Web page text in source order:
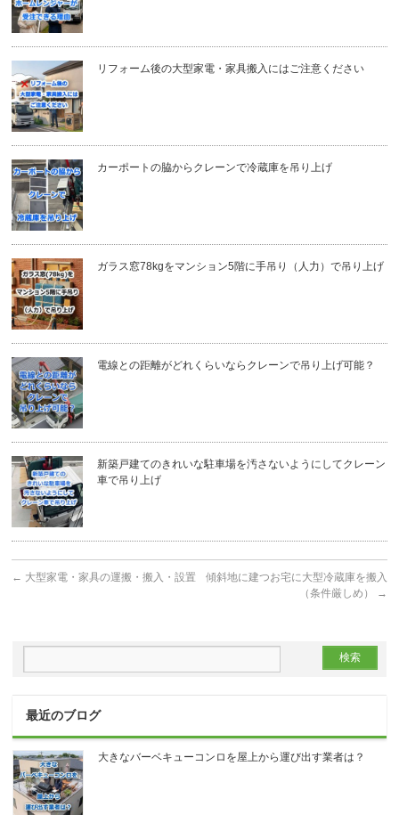
リフォーム後の大型家電・家具搬入にはご注意ください
カーポートの脇からクレーンで冷蔵庫を吊り上げ
ガラス窓78kgをマンション5階に手吊り（人力）で吊り上げ
電線との距離がどれくらいならクレーンで吊り上げ可能？
新築戸建てのきれいな駐車場を汚さないようにしてクレーン
車で吊り上げ
← 大型家電・家具の運搬・搬入・設置
傾斜地に建つお宅に大型冷蔵庫を搬入
（条件厳しめ）
→
最近のブログ
大きなバーベキューコンロを屋上から運び出す業者は？